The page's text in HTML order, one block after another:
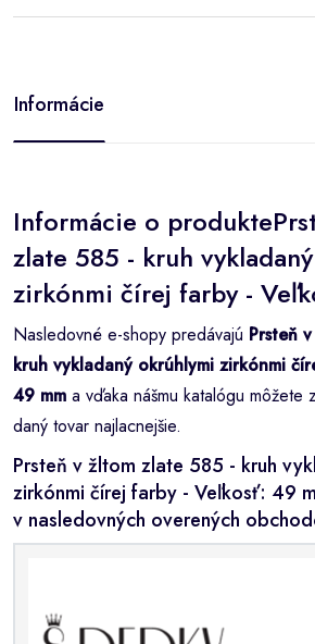
Informácie
Informácie o
zlate 585 - kruh
zirkónmi čírej farby -
Nasledovné e-shopy predávajú Prsteň
kruh vykladaný okrúhlymi zirkónmi
49 mm a vďaka nášmu katalógu
daný tovar najlacnejšie.
Prsteň v žltom zlate 585 - kruh
zirkónmi čírej farby - Veľkosť: 49
v nasledovných overených